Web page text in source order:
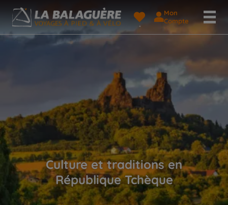
Mon
Compte
Culture et traditions en
République Tchèque